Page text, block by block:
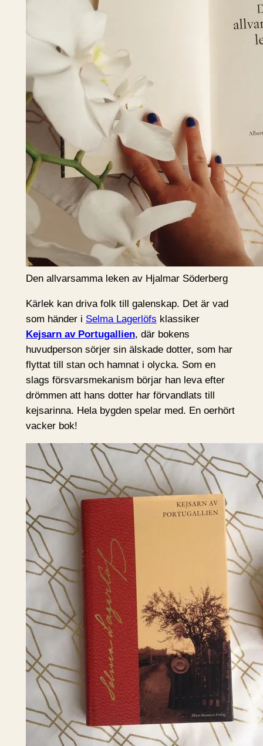
Den allvarsamma leken av Hjalmar Söderberg
Kärlek kan driva folk till galenskap. Det är vad
som händer i Selma Lagerlöfs klassiker
Kejsarn av Portugallien, där bokens
huvudperson sörjer sin älskade dotter, som har
flyttat till stan och hamnat i olycka. Som en
slags försvarsmekanism börjar han leva efter
drömmen att hans dotter har förvandlats till
kejsarinna. Hela bygden spelar med. En oerhört
vacker bok!